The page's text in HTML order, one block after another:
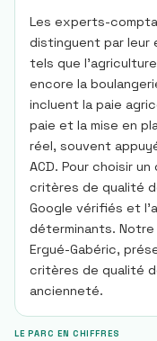
Les experts-
distinguent par leur
tels que
encore la
incluent la paie
paie et la mise en
réel, souvent
ACD. Pour choisir
critères de qualité
Google vérifiés et
déterminants.
Ergué-Gabéric,
critères de qualité
ancienneté.
LE PARC EN CHIFFRES